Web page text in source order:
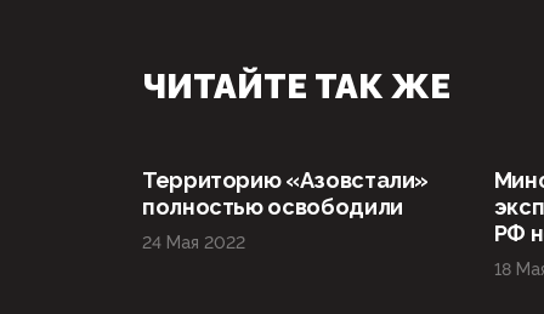
ЧИТАЙТЕ ТАК ЖЕ
Территорию «Азовстали»
полностью освободили
24 Мая 2022
РФ
18